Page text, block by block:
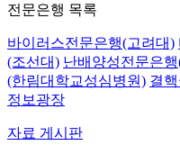
전문은행 목록
바이러스전문은행(고려대)
(조선대) 난배양성전문은
(한림대학교성심병원) 결
정보광장
자료 게시판